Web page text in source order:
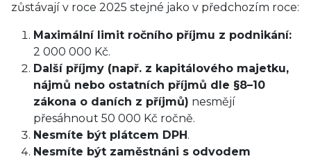
zůstávají v roce 2025 stejné jako v předchozím roce:
Maximální limit ročního příjmu z podnikání:
2 000 000 Kč.
Další příjmy (např. z kapitálového majetku,
nájmů nebo ostatních příjmů dle §8–10
zákona o daních z příjmů) nesmějí
přesáhnout 50 000 Kč ročně.
Nesmíte být plátcem DPH.
Nesmíte být zaměstnáni s odvodem